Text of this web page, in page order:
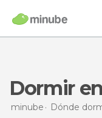
Dormir
minube Dónde